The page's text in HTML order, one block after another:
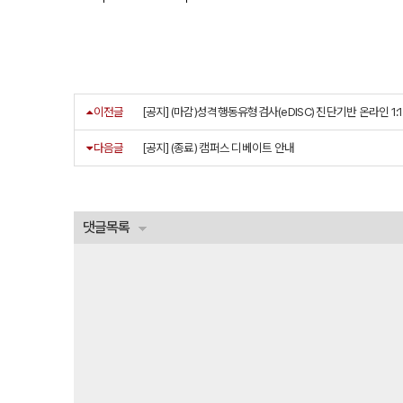
이전글 [공지] (마감)성격행동유형검사(eDISC) 진단기반 온라인
다음글 [공지] (종료) 캠퍼스 디베이트 안내
댓글목록